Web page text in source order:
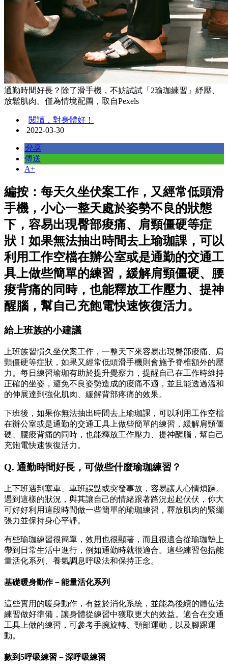
通勤時間好長？除了滑手機，不妨試試「2瑜珈練習」紓壓、
放鬆肌肉。僅為情境配圖，取自Pexels
閱讀，對身體好！
2022-03-30
分享
傳送
A+
編按：每天久坐伏案工作，又經常低頭滑
手機，小心一整天處於姿勢不良的狀態
下，容易出現臀部痠痛、肩頸僵硬等症
狀！如果無法抽出時間去上瑜珈課，可以
利用工作空檔在辦公室或是通勤的交通工
具上做些簡單的練習，緩解肩頸僵硬、腰
痠背痛的同時，也能釋放工作壓力、提神
醒腦，幫自己充飽電快速恢復活力。
給上班族的小建議
上班族習慣久坐伏案工作，一整天下來容易出現臀部痠痛、肩
頸僵硬等症狀，如果又經常低頭滑手機則會施予脊椎額外的壓
力。每日練習瑜珈有助於提升覺察力，提醒自己在工作時維持
正確的坐姿，避免不良姿勢造成的痠痛不適，並且能透過溫和
的伸展達到強化肌肉、緩解背部疼痛的效果。
下班後，如果你無法抽出時間去上瑜珈課，可以利用工作空檔
在辦公室或是通勤的交通工具上做些簡單的練習，緩解肩頸僵
硬、腰痠背痛的同時，也能釋放工作壓力、提神醒腦，幫自己
充飽電快速恢復活力。
Q. 通勤時間好長，可做些什麼瑜珈練習？
上下班遇到塞車、車班誤點或突發事故，容易讓人心情煩躁。
遇到這樣的狀況，與其讓自己的情緒跟著路況起起伏伏，你大
可好好利用這段時間做一些簡單的瑜珈練習，釋放肌肉的緊繃
張力並保持身心平靜。
有些瑜珈練習很簡單，效用也很顯著，而且很適合從瑜珈墊上
帶到日常生活中進行，例如通勤時就很適合。這些練習包括能
量活化系列、養氣調息呼吸法和保持正念。
基礎暖身動作－能量活化系列
這些實用的暖身動作，有益於消化系統，並能為後續的體位法
練習做好準備，讓身體從練習中獲取更大的效益。適合在交通
工具上做的練習，可參考手腕旋轉、頸部運動，以及腳踝運
動。
數到5呼吸練習－深呼吸練習